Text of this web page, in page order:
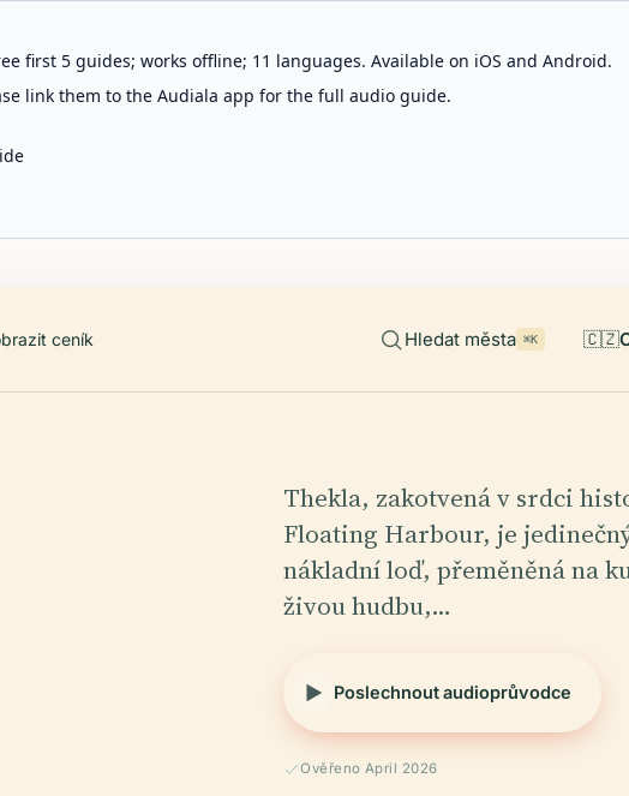
first 5 guides; works offline; 11 languages. Available on iOS and Android.
link them to the Audiala app for the full audio guide.
ceník Hledat města ⌘K 🇨🇿
Thekla, zakotvená v srdci
Floating Harbour, je
nákladní loď, přeměněná na
živou hudbu,…
Poslechnout audioprůvodce
Ověřeno April 2026